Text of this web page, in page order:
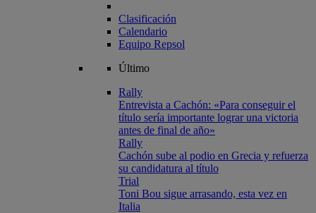
Clasificación
Calendario
Equipo Repsol
Último
Rally
Entrevista a Cachón: «Para conseguir el
título sería importante lograr una victoria
antes de final de año»
Rally
Cachón sube al podio en Grecia y refuerza
su candidatura al título
Trial
Toni Bou sigue arrasando, esta vez en
Italia